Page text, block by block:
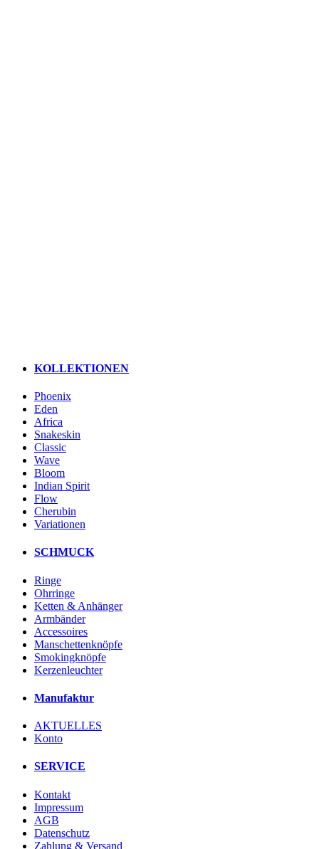
KOLLEKTIONEN
Phoenix
Eden
Africa
Snakeskin
Classic
Wave
Bloom
Indian Spirit
Flow
Cherubin
Variationen
SCHMUCK
Ringe
Ohrringe
Ketten & Anhänger
Armbänder
Accessoires
Manschettenknöpfe
Smokingknöpfe
Kerzenleuchter
Manufaktur
AKTUELLES
Konto
SERVICE
Kontakt
Impressum
AGB
Datenschutz
Zahlung & Versand